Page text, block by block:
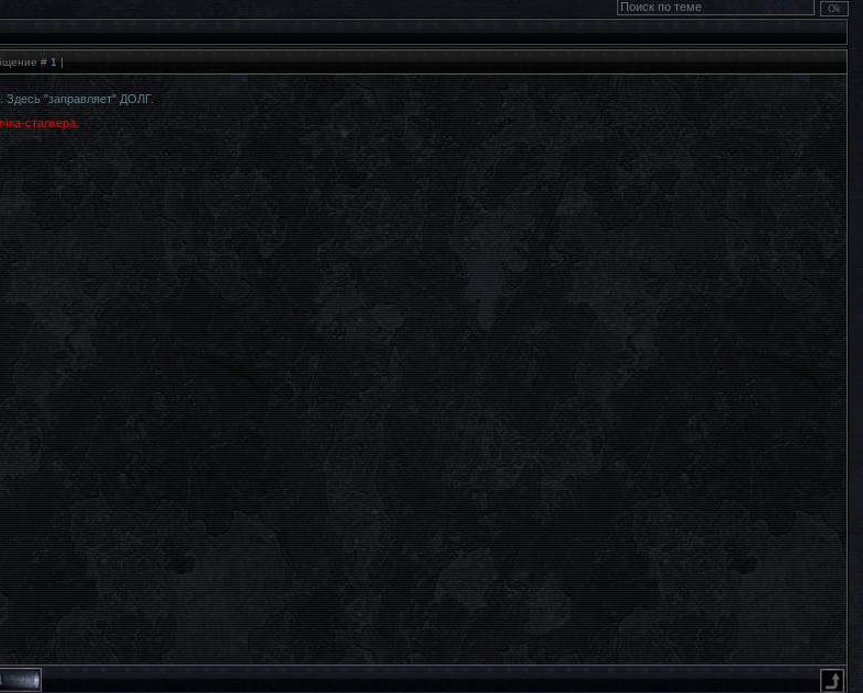
# 1 |
Здесь "заправляет" ДОЛГ.
сталкера.